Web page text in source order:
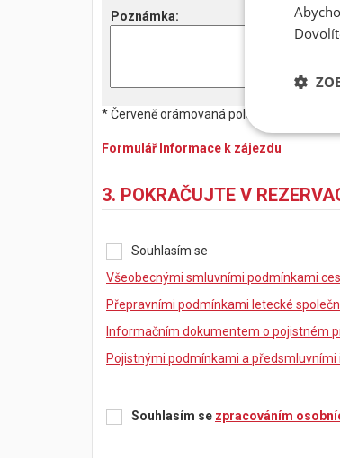
Poznámka:
* Červeně orámovaná pole jsou povinná.
Formulář Informace k zájezdu
3. POKRAČUJTE V
Souhlasím se
Všeobecnými smluvními podmínkami
Přepravními podmínkami letecké
Informačním dokumentem o pojistném
Pojistnými podmínkami a předsmluvními
Souhlasím se zpracováním